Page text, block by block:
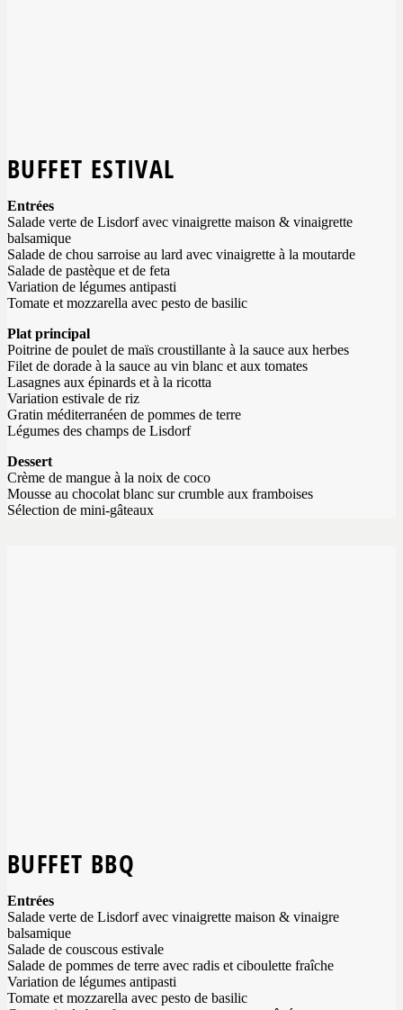
BUFFET ESTIVAL
Entrées
Salade verte de Lisdorf avec vinaigrette maison & vinaigrette
balsamique
Salade de chou sarroise au lard avec vinaigrette à la moutarde
Salade de pastèque et de feta
Variation de légumes antipasti
Tomate et mozzarella avec pesto de basilic
Plat principal
Poitrine de poulet de maïs croustillante à la sauce aux herbes
Filet de dorade à la sauce au vin blanc et aux tomates
Lasagnes aux épinards et à la ricotta
Variation estivale de riz
Gratin méditerranéen de pommes de terre
Légumes des champs de Lisdorf
Dessert
Crème de mangue à la noix de coco
Mousse au chocolat blanc sur crumble aux framboises
Sélection de mini-gâteaux
BUFFET BBQ
Entrées
Salade verte de Lisdorf avec vinaigrette maison & vinaigre
balsamique
Salade de couscous estivale
Salade de pommes de terre avec radis et ciboulette fraîche
Variation de légumes antipasti
Tomate et mozzarella avec pesto de basilic